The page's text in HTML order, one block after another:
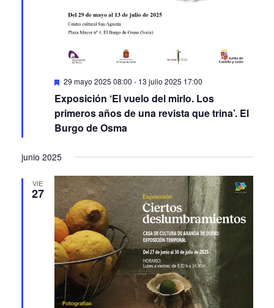
Featured
29 mayo 2025 08:00 - 13 julio 2025 17:00
Exposición ‘El vuelo del mirlo. Los
primeros años de una revista que trina’. El
Burgo de Osma
junio 2025
VIE
27